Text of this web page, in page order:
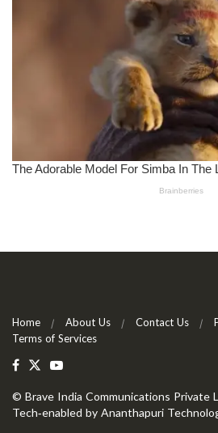
Home About Us Contact Us
Terms of Services
© Brave India Communications Private
Tech-enabled by Ananthapuri